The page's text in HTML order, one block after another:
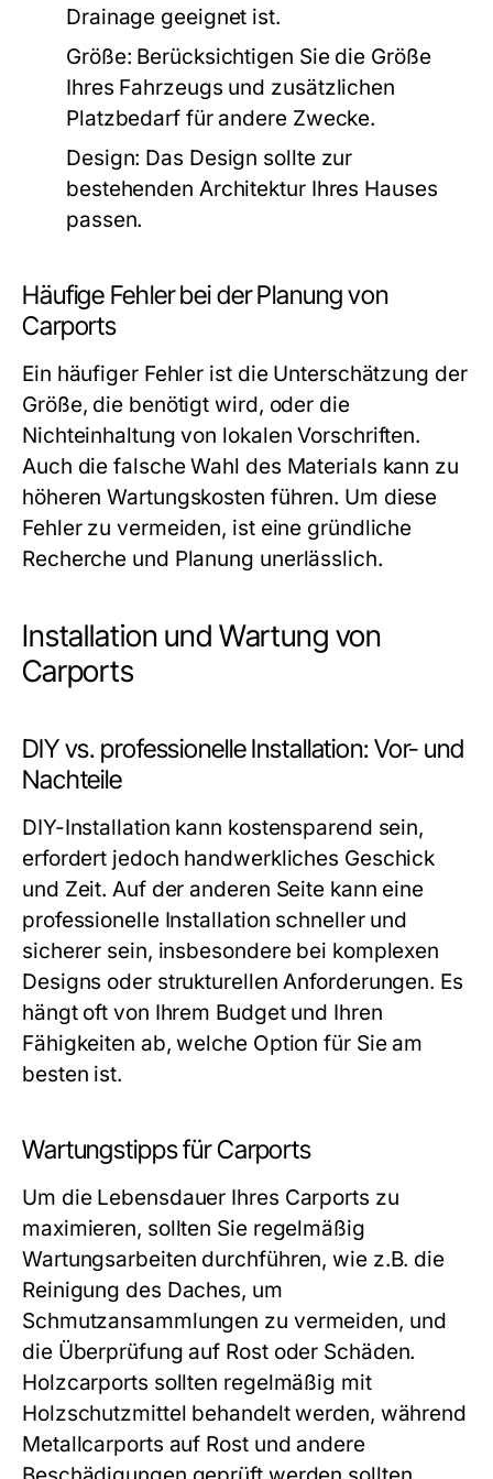
Drainage geeignet ist.
Größe: Berücksichtigen Sie die Größe
Ihres Fahrzeugs und zusätzlichen
Platzbedarf für andere Zwecke.
Design: Das Design sollte zur
bestehenden Architektur Ihres Hauses
passen.
Häufige Fehler bei der Planung von
Carports
Ein häufiger Fehler ist die Unterschätzung der
Größe, die benötigt wird, oder die
Nichteinhaltung von lokalen Vorschriften.
Auch die falsche Wahl des Materials kann zu
höheren Wartungskosten führen. Um diese
Fehler zu vermeiden, ist eine gründliche
Recherche und Planung unerlässlich.
Installation und Wartung von
Carports
DIY vs. professionelle Installation: Vor- und
Nachteile
DIY-Installation kann kostensparend sein,
erfordert jedoch handwerkliches Geschick
und Zeit. Auf der anderen Seite kann eine
professionelle Installation schneller und
sicherer sein, insbesondere bei komplexen
Designs oder strukturellen Anforderungen. Es
hängt oft von Ihrem Budget und Ihren
Fähigkeiten ab, welche Option für Sie am
besten ist.
Wartungstipps für Carports
Um die Lebensdauer Ihres Carports zu
maximieren, sollten Sie regelmäßig
Wartungsarbeiten durchführen, wie z.B. die
Reinigung des Daches, um
Schmutzansammlungen zu vermeiden, und
die Überprüfung auf Rost oder Schäden.
Holzcarports sollten regelmäßig mit
Holzschutzmittel behandelt werden, während
Metallcarports auf Rost und andere